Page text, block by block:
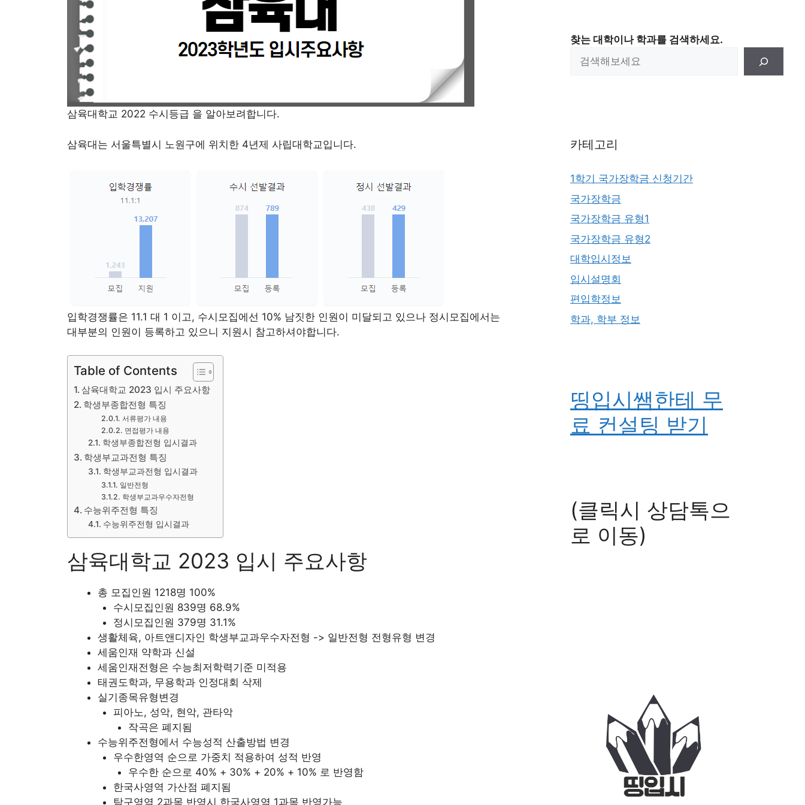
삼육대학교 2022 수시등급 을 알아보려합니다.
삼육대는 서울특별시 노원구에 위치한 4년제 사립대학교입니다.
입학경쟁률은 11.1 대 1 이고, 수시모집에선 10% 남짓한 인원이 미달되고 있으나 정시모집에서는
대부분의 인원이 등록하고 있으니 지원시 참고하셔야합니다.
Table of Contents
삼육대학교 2023 입시 주요사항
학생부종합전형 특징
서류평가 내용
면접평가 내용
학생부종합전형 입시결과
학생부교과전형 특징
학생부교과전형 입시결과
일반전형
학생부교과우수자전형
수능위주전형 특징
수능위주전형 입시결과
삼육대학교 2023 입시 주요사항
총 모집인원 1218명 100%
수시모집인원 839명 68.9%
정시모집인원 379명 31.1%
생활체육, 아트앤디자인 학생부교과우수자전형 -> 일반전형 전형유형 변경
세움인재 약학과 신설
세움인재전형은 수능최저학력기준 미적용
태권도학과, 무용학과 인정대회 삭제
실기종목유형변경
피아노, 성악, 현악, 관타악
작곡은 폐지됨
수능위주전형에서 수능성적 산출방법 변경
우수한영역 순으로 가중치 적용하여 성적 반영
우수한 순으로 40% + 30% + 20% + 10% 로 반영함
한국사영역 가산점 폐지됨
탐구영역 2과목 반영시 한국사영역 1과목 반영가능
찾는 대학이나 학과를 검색하세요.
카테고리
1학기 국가장학금 신청기간
국가장학금
국가장학금 유형1
국가장학금 유형2
대학입시정보
입시설명회
편입학정보
학과, 학부 정보
띵입시쌤한테 무
료 컨설팅 받기
(클릭시 상담톡으
로 이동)